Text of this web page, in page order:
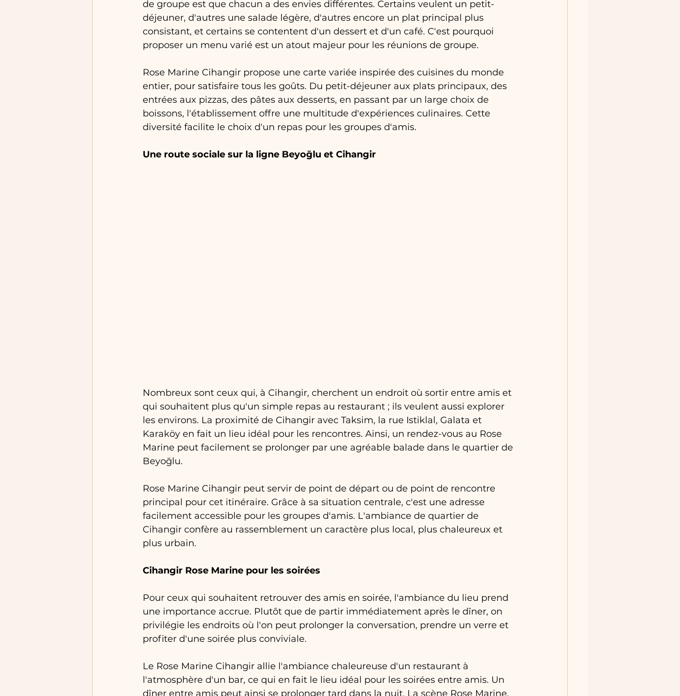
de groupe est que chacun a des envies différentes. Certains veulent un petit-
déjeuner, d'autres une salade légère, d'autres encore un plat principal plus
consistant, et certains se contentent d'un dessert et d'un café. C'est pourquoi
proposer un menu varié est un atout majeur pour les réunions de groupe.
Rose Marine Cihangir propose une carte variée inspirée des cuisines du monde
entier, pour satisfaire tous les goûts. Du petit-déjeuner aux plats principaux, des
entrées aux pizzas, des pâtes aux desserts, en passant par un large choix de
boissons, l'établissement offre une multitude d'expériences culinaires. Cette
diversité facilite le choix d'un repas pour les groupes d'amis.
Une route sociale sur la ligne Beyoğlu et Cihangir
Nombreux sont ceux qui, à Cihangir, cherchent un endroit où sortir entre amis et
qui souhaitent plus qu'un simple repas au restaurant ; ils veulent aussi explorer
les environs. La proximité de Cihangir avec Taksim, la rue Istiklal, Galata et
Karaköy en fait un lieu idéal pour les rencontres. Ainsi, un rendez-vous au Rose
Marine peut facilement se prolonger par une agréable balade dans le quartier de
Beyoğlu.
Rose Marine Cihangir peut servir de point de départ ou de point de rencontre
principal pour cet itinéraire. Grâce à sa situation centrale, c'est une adresse
facilement accessible pour les groupes d'amis. L'ambiance de quartier de
Cihangir confère au rassemblement un caractère plus local, plus chaleureux et
plus urbain.
Cihangir Rose Marine pour les soirées
Pour ceux qui souhaitent retrouver des amis en soirée, l'ambiance du lieu prend
une importance accrue. Plutôt que de partir immédiatement après le dîner, on
privilégie les endroits où l'on peut prolonger la conversation, prendre un verre et
profiter d'une soirée plus conviviale.
Le Rose Marine Cihangir allie l'ambiance chaleureuse d'un restaurant à
l'atmosphère d'un bar, ce qui en fait le lieu idéal pour les soirées entre amis. Un
dîner entre amis peut ainsi se prolonger tard dans la nuit. La scène Rose Marine,